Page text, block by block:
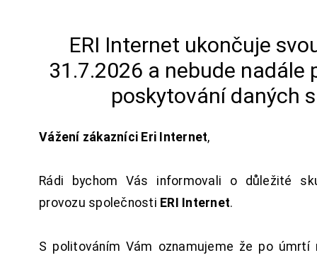
ERI Internet ukončuje
31.7.2026 a nebude nadále
poskytování daných
Vážení zákazníci Eri Internet,
Rádi bychom Vás informovali o důležité
provozu společnosti ERI Internet.
S politováním Vám oznamujeme že po úmrtí